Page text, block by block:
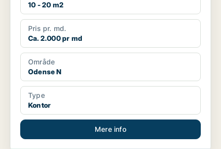
10 - 20 m2
Pris pr. md.
Ca. 2.000 pr md
Område
Odense N
Type
Kontor
Mere info